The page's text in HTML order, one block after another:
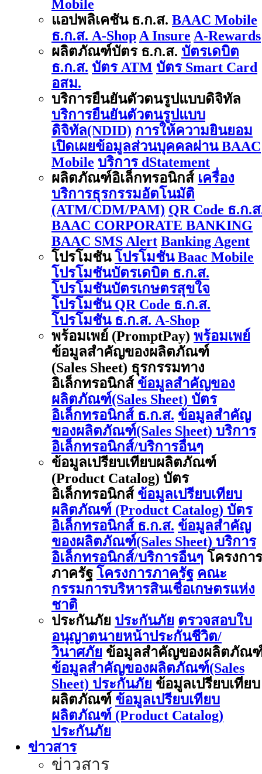
Mobile
แอปพลิเคชัน ธ.ก.ส. BAAC Mobile
ธ.ก.ส. A-Shop A Insure A-Rewards
ผลิตภัณฑ์บัตร ธ.ก.ส. บัตรเดบิต
ธ.ก.ส. บัตร ATM บัตร Smart Card
อสม.
บริการยืนยันตัวตนรูปแบบดิจิทัล
บริการยืนยันตัวตนรูปแบบ
ดิจิทัล(NDID) การให้ความยินยอม
เปิดเผยข้อมูลส่วนบุคคลผ่าน BAAC
Mobile บริการ dStatement
ผลิตภัณฑ์อิเล็กทรอนิกส์ เครื่อง
บริการธุรกรรมอัตโนมัติ
(ATM/CDM/PAM) QR Code ธ.ก.
BAAC CORPORATE BANKING
BAAC SMS Alert Banking Agent
โปรโมชัน โปรโมชัน Baac Mobile
โปรโมชันบัตรเดบิต ธ.ก.ส.
โปรโมชันบัตรเกษตรสุขใจ
โปรโมชัน QR Code ธ.ก.ส.
โปรโมชัน ธ.ก.ส. A-Shop
พร้อมเพย์ (PromptPay) พร้อมเพย์
ข้อมูลสำคัญของผลิตภัณฑ์
(Sales Sheet) ธุรกรรมทาง
อิเล็กทรอนิกส์ ข้อมูลสำคัญของ
ผลิตภัณฑ์(Sales Sheet) บัตร
อิเล็กทรอนิกส์ ธ.ก.ส. ข้อมูลสำคัญ
ของผลิตภัณฑ์(Sales Sheet) บริการ
อิเล็กทรอนิกส์/บริการอื่นๆ
ข้อมูลเปรียบเทียบผลิตภัณฑ์
(Product Catalog) บัตร
อิเล็กทรอนิกส์ ข้อมูลเปรียบเทียบ
ผลิตภัณฑ์ (Product Catalog) บัตร
อิเล็กทรอนิกส์ ธ.ก.ส. ข้อมูลสำคัญ
ของผลิตภัณฑ์(Sales Sheet) บริการ
อิเล็กทรอนิกส์/บริการอื่นๆ โครงการ
ภาครัฐ โครงการภาครัฐ คณะ
กรรมการบริหารสินเชื่อเกษตรแห่ง
ชาติ
ประกันภัย ประกันภัย ตรวจสอบใบ
อนุญาตนายหน้าประกันชีวิต/
วินาศภัย ข้อมูลสำคัญของผลิตภัณ
ข้อมูลสำคัญของผลิตภัณฑ์(Sales
Sheet) ประกันภัย ข้อมูลเปรียบเทียบ
ผลิตภัณฑ์ ข้อมูลเปรียบเทียบ
ผลิตภัณฑ์ (Product Catalog)
ประกันภัย
ข่าวสาร
ข่าวสาร